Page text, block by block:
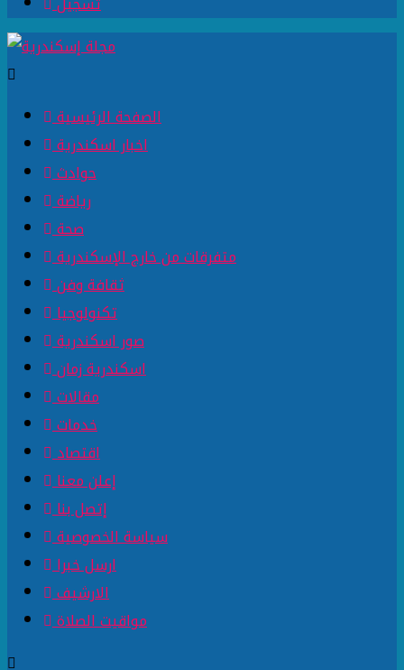
الصفحة الرئيسية
اخبار اسكندرية
حوادث
رياضة
صحة
متفرقات من خارج الإسكندرية
ثقافة وفن
تكنولوجيا
صور اسكندرية
اسكندرية زمان
مقالات
خدمات
اقتصاد
إعلن معنا
إتصل بنا
سياسة الخصوصية
ارسل خبرا
الارشيف
مواقيت الصلاة